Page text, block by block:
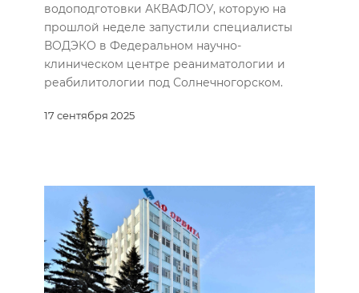
17 сентября 2025
водоподготовки АКВАФЛОУ, которую на
прошлой неделе запустили специалисты
ВОДЭКО в Федеральном научно-
клиническом центре реаниматологии и
реабилитологии под Солнечногорском.